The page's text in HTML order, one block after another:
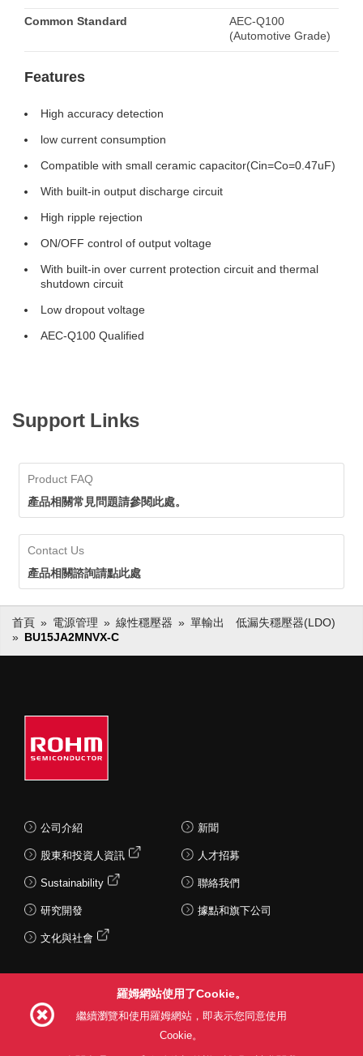
Common Standard
AEC-Q100
(Automotive Grade)
Features
High accuracy detection
low current consumption
Compatible with small ceramic capacitor(Cin=Co=0.47uF)
With built-in output discharge circuit
High ripple rejection
ON/OFF control of output voltage
With built-in over current protection circuit and thermal
shutdown circuit
Low dropout voltage
AEC-Q100 Qualified
Support Links
Product FAQ
產品相關常見問題請參閱此處。
Contact Us
產品相關諮詢請點此處
首頁 電源管理 線性穩壓器
單輸出 低漏失穩壓器(LDO)
BU15JA2MNVX-C
公司介紹
股東和投資人資訊
Sustainability
研究開發
文化與社會
新聞
人才招募
聯絡我們
據點和旗下公司
羅姆網站使用了Cookie。
繼續瀏覽和使用羅姆網站，即表示您同意使用
Cookie。